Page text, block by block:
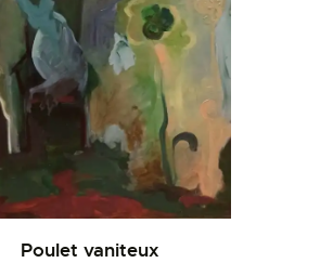
Poulet vaniteux